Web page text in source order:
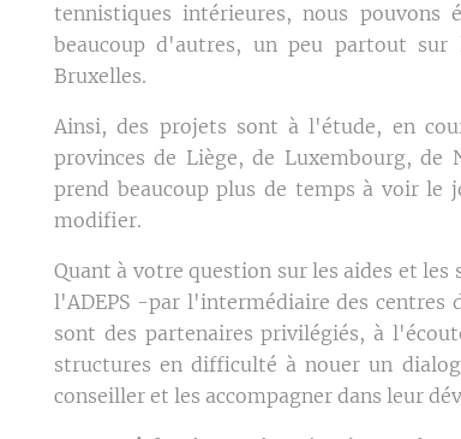
tennistiques intérieures, nous pouvons
beaucoup d'autres, un peu partout
Bruxelles.
Ainsi, des projets sont à l'étude, en
provinces de Liège, de Luxembourg,
prend beaucoup plus de temps à voir
modifier.
Quant à votre question sur les aides et
l'ADEPS -par l'intermédiaire des centres
sont des partenaires privilégiés, à
structures en difficulté à nouer un
conseiller et les accompagner dans leur